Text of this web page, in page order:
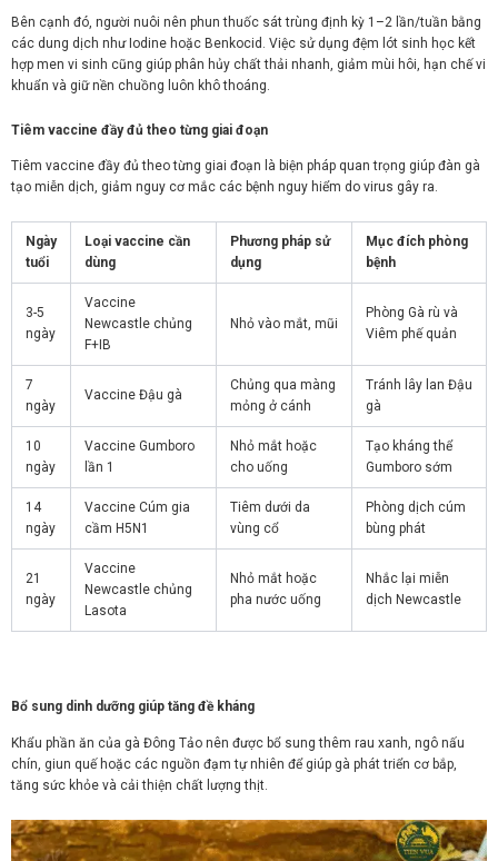
Bên cạnh đó, người nuôi nên phun thuốc sát trùng định kỳ 1–2 lần/tuần bằng
các dung dịch như Iodine hoặc Benkocid. Việc sử dụng đệm lót sinh học kết
hợp men vi sinh cũng giúp phân hủy chất thải nhanh, giảm mùi hôi, hạn chế vi
khuẩn và giữ nền chuồng luôn khô thoáng.
Tiêm vaccine đầy đủ theo từng giai đoạn
Tiêm vaccine đầy đủ theo từng giai đoạn là biện pháp quan trọng giúp đàn gà
tạo miễn dịch, giảm nguy cơ mắc các bệnh nguy hiểm do virus gây ra.
Ngày
tuổi
Loại vaccine cần
dùng
Phương pháp sử
dụng
Mục đích phòng
bệnh
3-5
ngày
Vaccine
Newcastle chủng
F+IB
Nhỏ vào mắt, mũi
Phòng Gà rù và
Viêm phế quản
7
ngày
Vaccine Đậu gà
Chủng qua màng
mỏng ở cánh
Tránh lây lan Đậu
gà
10
ngày
Vaccine Gumboro
lần 1
Nhỏ mắt hoặc
cho uống
Tạo kháng thể
Gumboro sớm
14
ngày
Vaccine Cúm gia
cầm H5N1
Tiêm dưới da
vùng cổ
Phòng dịch cúm
bùng phát
21
ngày
Vaccine
Newcastle chủng
Lasota
Nhỏ mắt hoặc
pha nước uống
Nhắc lại miễn
dịch Newcastle
Bổ sung dinh dưỡng giúp tăng đề kháng
Khẩu phần ăn của gà Đông Tảo nên được bổ sung thêm rau xanh, ngô nấu
chín, giun quế hoặc các nguồn đạm tự nhiên để giúp gà phát triển cơ bắp,
tăng sức khỏe và cải thiện chất lượng thịt.